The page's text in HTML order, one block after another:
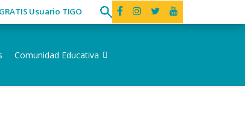
Usuario TIGO
Comunidad Educativa